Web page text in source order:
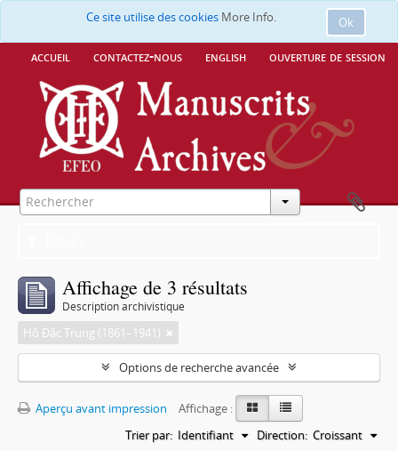
Ok
Ce site utilise des cookies More Info.
accueil contactez-nous english ouverture de session
Affichage de 3 résultats
Description archivistique
Hồ Đắc Trung (1861–1941)
Options de recherche avancée
Aperçu avant impression
Affichage :
Trier par: Identifiant Direction: Croissant